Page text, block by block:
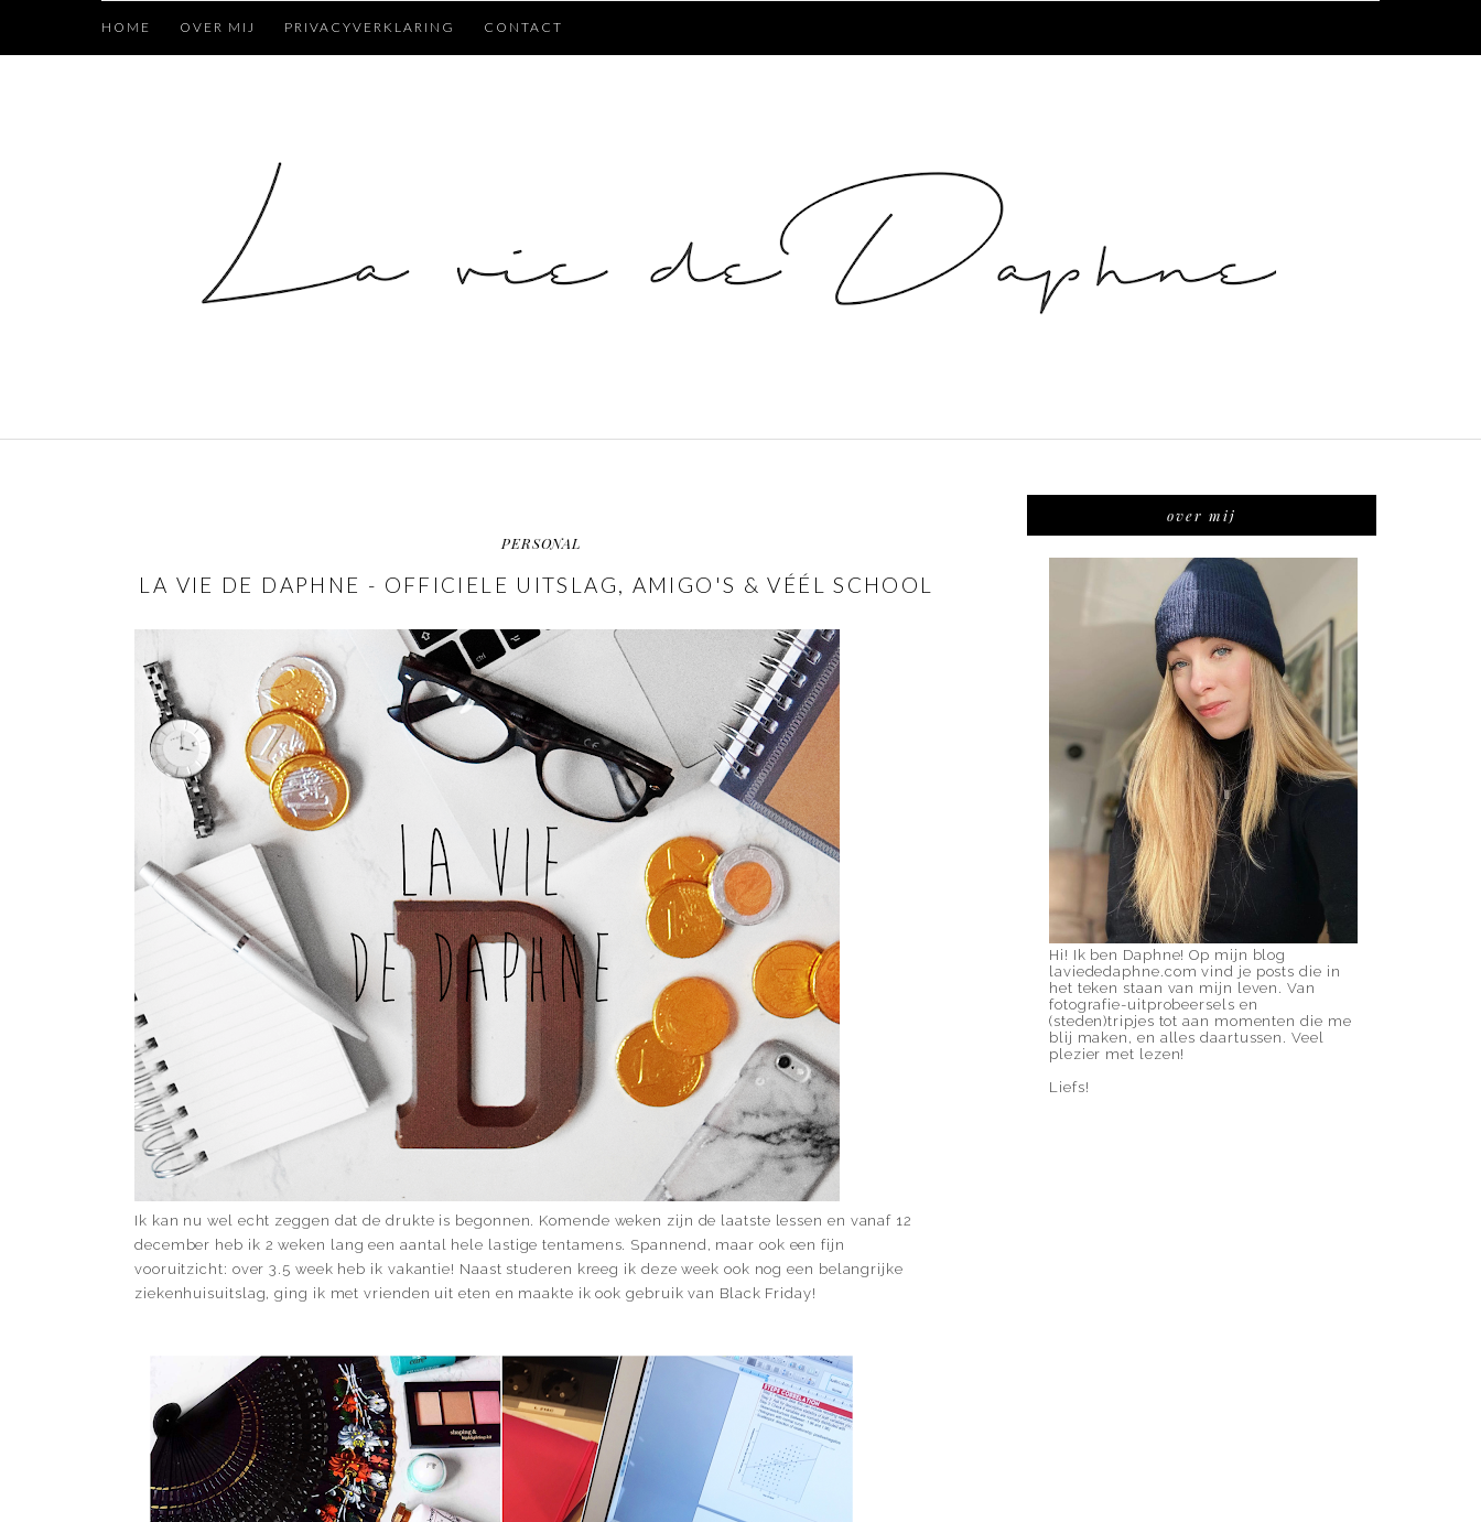
HOME OVER MIJ PRIVACYVERKLARING CONTACT
PERSONAL
LA VIE DE DAPHNE - OFFICIELE UITSLAG, AMIGO'S & VÉÉL SCHOOL
Ik kan nu wel echt zeggen dat de drukte is begonnen. Komende weken zijn de laatste lessen en vanaf 12
december heb ik 2 weken lang een aantal hele lastige tentamens. Spannend, maar ook een fijn
vooruitzicht: over 3.5 week heb ik vakantie! Naast studeren kreeg ik deze week ook nog een belangrijke
ziekenhuisuitslag, ging ik met vrienden uit eten en maakte ik ook gebruik van Black Friday!
over mij
Hi! Ik ben Daphne! Op mijn blog
laviededaphne.com vind je posts die in
het teken staan van mijn leven. Van
fotografie-uitprobeersels en
(steden)tripjes tot aan momenten die me
blij maken, en alles daartussen. Veel
plezier met lezen!
Liefs!